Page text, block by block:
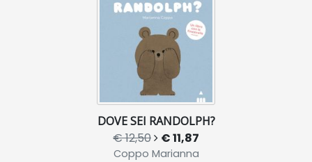
DOVE SEI RANDOLPH?
€ 12,50 € 11,87
Coppo Marianna